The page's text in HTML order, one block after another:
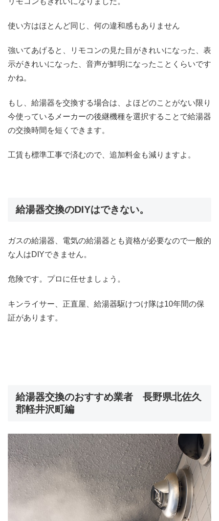
使い方はほとんど同じ、何の違和感もありません
強いてあげると、リモコンの見た目がきれいになった、表
示がきれいになった、音声が鮮明になったことくらいです
かね。
もし、給湯器を交換する場合は、よほどのことがない限り
今使っているメーカーの後継機種を選択することで給湯器
の交換時間を短くできます。
工賃も標準工事で済むので、追加料金も減りますよ。
給湯器交換のDIYはできない。
ガスの給湯器、電気の給湯器とも資格が必要なので一般的
な人はDIYできません。
危険です。プロに任せましょう。
キンライサー、正直屋、給湯器駆けつけ隊は10年間の保
証があります。
給湯器交換のおすすめ業者 長野県北佐久
郡軽井沢町編